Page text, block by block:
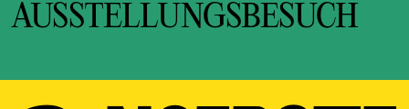
AUSSTELLUNGSBESUCH